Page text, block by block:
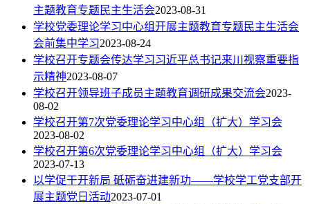
主题教育专题民主生活会2023-08-31
学校党委理论学习中心组开展主题教育专题民主生活会
会前集中学习2023-08-24
学校召开专题会传达学习习近平总书记来川视察重要指
示精神2023-08-07
学校召开领导班子成员主题教育调研成果交流会2023-
08-02
学校召开第7次党委理论学习中心组（扩大）学习会
2023-08-02
学校召开第6次党委理论学习中心组（扩大）学习会
2023-07-13
以学促干开新局 砥砺奋进建新功——学校学工党支部开
展主题党日活动2023-07-01